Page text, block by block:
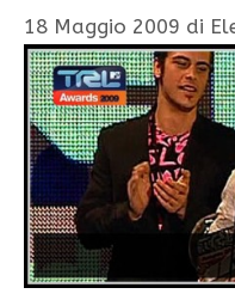
18 Maggio 2009 di